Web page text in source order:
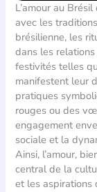
L’amour au
avec les
brésilienne, les
dans les
festivités telles
manifestent leur
pratiques
rouges ou des
engagement
sociale et la
Ainsi, l’amour,
central de la
et les aspirations